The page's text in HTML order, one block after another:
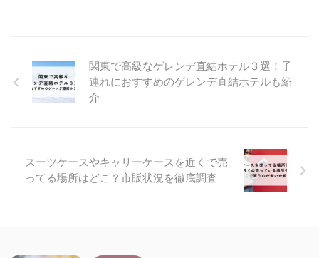
関東で高級なゲレンデ直結ホテル３選！子
連れにおすすめのゲレンデ直結ホテルも紹
介
スーツケースやキャリーケースを近くで売
ってる場所はどこ？市販状況を徹底調査